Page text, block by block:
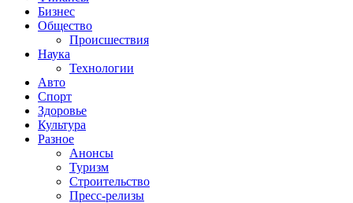
Бизнес
Общество
Происшествия
Наука
Технологии
Авто
Спорт
Здоровье
Культура
Разное
Анонсы
Туризм
Строительство
Пресс-релизы